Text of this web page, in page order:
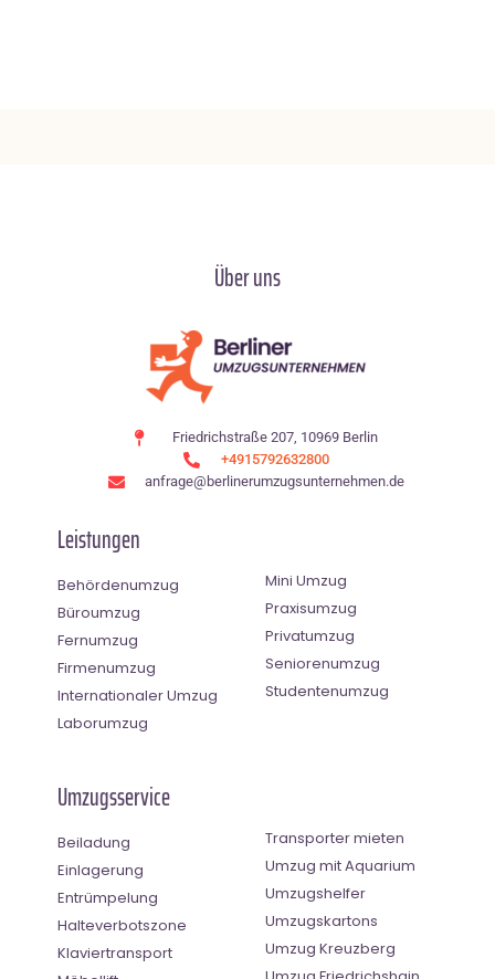
Über uns
Friedrichstraße 207, 10969 Berlin
+4915792632800
anfrage@berlinerumzugsunternehmen.de
Leistungen
Behördenumzug
Büroumzug
Fernumzug
Firmenumzug
Internationaler Umzug
Laborumzug
Mini Umzug
Praxisumzug
Privatumzug
Seniorenumzug
Studentenumzug
Umzugsservice
Beiladung
Einlagerung
Entrümpelung
Halteverbotszone
Klaviertransport
Transporter mieten
Umzug mit Aquarium
Umzugshelfer
Umzugskartons
Umzug Kreuzberg